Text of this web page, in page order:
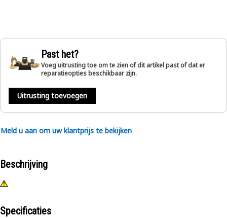
Past het?
Voeg uitrusting toe om te zien of dit artikel past of dat er
reparatieopties beschikbaar zijn.
Uitrusting toevoegen
Meld u aan om uw klantprijs te bekijken
Beschrijving
Specificaties